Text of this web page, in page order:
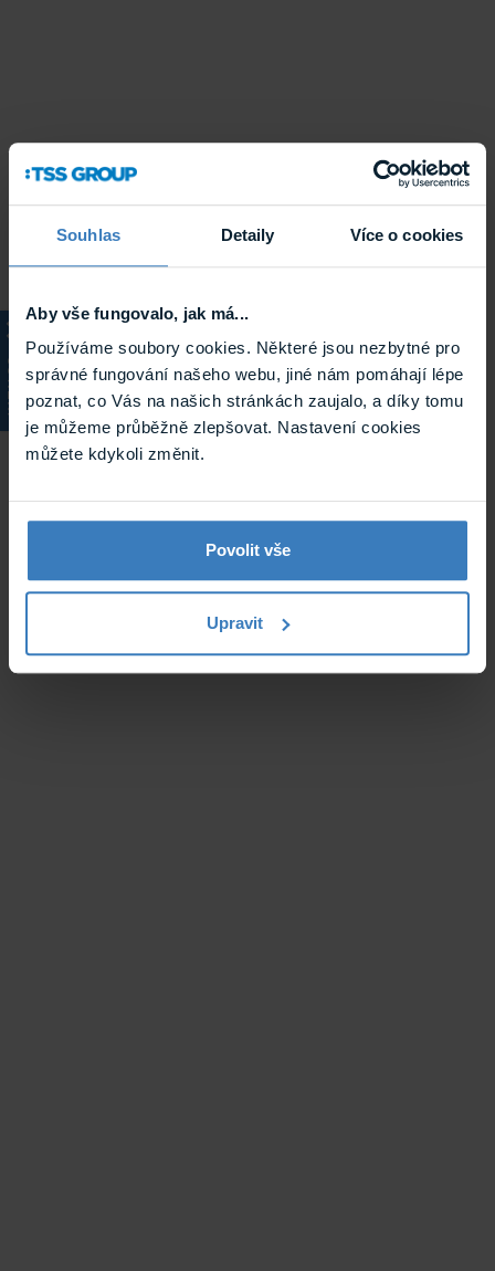
Souhlas Detaily Více o cookies
Aby vše fungovalo, jak má...
Používáme soubory cookies. Některé jsou nezbytné pro
správné fungování našeho webu, jiné nám pomáhají lépe
poznat, co Vás na našich stránkách zaujalo, a díky tomu
je můžeme průběžně zlepšovat. Nastavení cookies
můžete kdykoli změnit.
Povolit vše
Upravit
KATALOG